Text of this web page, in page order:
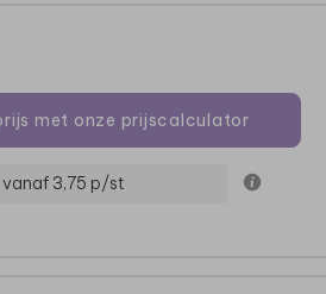
met onze prijscalculator
vanaf 3,75 p/st